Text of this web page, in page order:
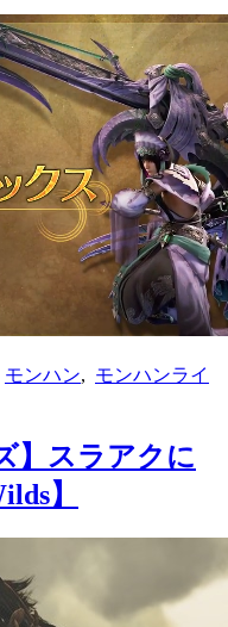
モンハン
モンハンライ
】スラアクに
】